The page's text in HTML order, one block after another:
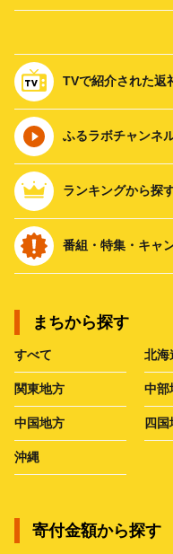
TVで紹介された返
ふるラボチャンネ
ランキングから探
番組・特集・キャ
まちから探す
すべて 北海
関東地方 中部
中国地方 四
沖縄
寄付金額から探す